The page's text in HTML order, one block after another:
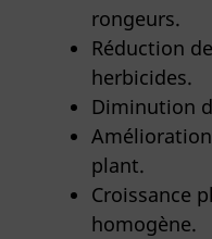
rongeurs.
Réduction
herbicides.
Diminution
plant.
Croissance
homogène.